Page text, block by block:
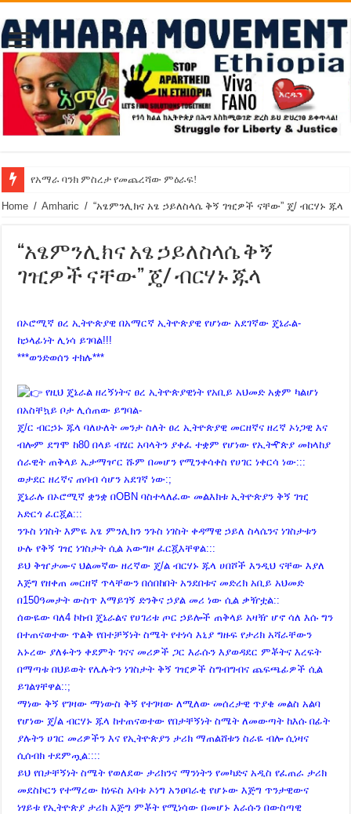
የአማራ ባንክ ምስረታ የመጨረሻው ምዕራፍ!
የኢዜማው መሪ ብርሃኑ ነጋ ኢትዮጵያ ውስጥ የዘር ፍጅት አልተፈፀመም አሉ!
Home / Amharic / “አፄምንሊክና አፄ ኃይለስላሴ ቅኝ ገዢዎች ናቸው” ጄ/ ብርሃኑ ጁላ
“አፄምንሊክና አፄ ኃይለስላሴ ቅኝ
ገዢዎች ናቸው” ጄ/ ብርሃኑ ጁላ
በኦሮሚኛ ፀረ ኢትዮጵያዊ በአማርኛ ኢትዮጵያዊ የሆነው አደገኛው ጄኔራል-
ከኃላፊነት ሊነሳ ይገባል!!!
***ወንድወሰን ተክሉ***
የዚህ ጄኔራል ዘረኝነትና ፀረ ኢትዮጵያዊነት የአቢይ አህመድ አቋም ካልሆነ
በአስቸኳይ ቦታ ሊሰጠው ይግባል-
ጄ/ር ብርኃኑ ጁላ ባለሁለት መንታ ስለት ፀረ ኢትዮጵያዊ መርዘኛና ዘረኛ ኦነጋዊ እና
ብሎም ደግሞ ከ80 በላይ ብሄር አባላትን ያቀፈ ተቋም የሆነው የኢትዯጵያ መከላከያ
ሰራዊት ጠቅላይ ኤታማዦር ሹም በመሆን የሚንቀሳቀስ የሀገር ነቀርሳ ነው:::
ወታደር ዘረኛና ጠባብ ሳሆን አደገኛ ነው:;
ጄኔራሉ በኦሮሚኛ ቋንቋ በOBN ባስተላለፈው መልእክቱ ኢትዮጵያን ቅኝ ገዢ
አድርጎ ፈርጇል:::
ንጉስ ነገስት እምዬ አፄ ምንሊክን ንጉስ ነገስት ቀዳማዊ ኃይለ ስላሴንና ነገስታቱን
ሁሉ የቅኝ ገዢ ነገስታት ሲል አውግዞ ፈርጇእቸዋል:::
ይህ ቅዠታሙና ህልመኛው ዘረኛው ጄ/ል ብርሃኑ ጁላ ሀበሾች እንዲህ ናቸው እያለ
እጅግ የዘቀጠ መርዘኛ ጥላቸውን በሰበከበት አንደበቱና መድረክ አቢይ አህመድ
በ150ዓመታት ውስጥ እማይገኝ ድንቅና ኃያል መሪ ነው ሲል ቃዥቷል::
ሰውዬው ባለ4 ኮከብ ጄኔራልና የሀገሪቱ ጦር ኃይሎች ጠቅላይ አዛዥ ሆኖ ሳለ እሱ ግን
በተጠናወተው ጥልቅ የበተቻኝነት ስሜት የተነሳ እኒያ ግዙፍ የታሪክ አሻራቸውን
አኑረው ያለፉትን ቀደምት ገናና መሪዎች ጋር እራሱን እያወዳደር ምቾትና እረፍት
በማጣቱ በህይወት የሌሉትን ነገስታት ቅኝ ገዢዎች ስግብግብና ጨፍጫፊዎች ሲል
ይገልፃቸዋል::;
ማነው ቅኝ የገዛው ማነውስ ቅኝ የተገዛው ለሚለው መሰረታዊ ጥያቄ መልስ አልባ
የሆነው ጄ/ል ብርሃኑ ጁላ ከተጠናወተው የበታቸኝነት ስሜት ለመውጣት ከእሱ በፊት
ያሉትን ሀገር መሪዎችን እና የኢትዮጵያን ታሪክ ማጠልሸቱን ስራዬ ብሎ ሲነዛና
ሲሰብክ ተደምጧል::::
ይህ የበታቸኝነት ስሜት የወለደው ታሪክንና ማንነትን የመካድና አዲስ የፈጠራ ታሪክ
መደስኮርን የተማረው ከነፍስ አባቱ ኦነግ አንፀባራቂ የሆኑው እጅግ ጥንታዊውና
ነፃይቱ የኢትዮጵያ ታሪክ እጅግ ምቾት የሚነሳው በመሆኑ እራሱን በውስጣዊ